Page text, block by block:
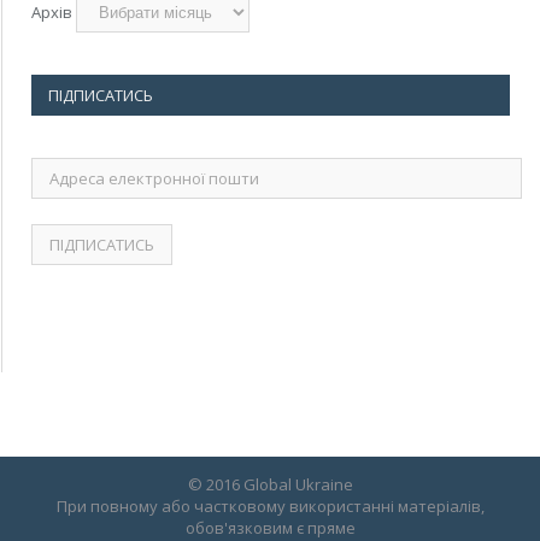
Архів
ПІДПИСАТИСЬ
Адреса
електронної
© 2016 Global Ukraine
При повному або частковому використанні матеріалів,
обов'язковим є пряме